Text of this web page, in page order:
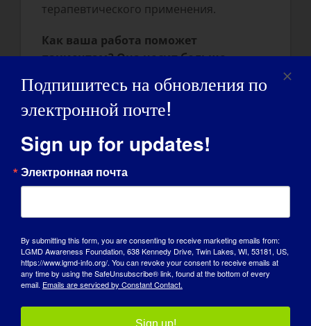
терапевтического применения.
Как ваша работа поможет
пациентам? Она носит больше
научный характер или может стать
методом лечения LGMD или MD в
целом?
Когда мы начали эти исследования в
2004 году, они носили чисто
фундаментальный характер, но с годами
подход в потенциальное лечение LGMD
и других MD. В 2017 году мы провели
предварительную встречу с FDA, чтобы
Подпишитесь на обновления по
электронной почте!
Sign up for updates!
Электронная почта
By submitting this form, you are consenting to receive marketing emails from:
LGMD Awareness Foundation, 638 Kennedy Drive, Twin Lakes, WI, 53181, US,
https://www.lgmd-info.org/. You can revoke your consent to receive emails at
any time by using the SafeUnsubscribe® link, found at the bottom of every
email. Emails are serviced by Constant Contact.